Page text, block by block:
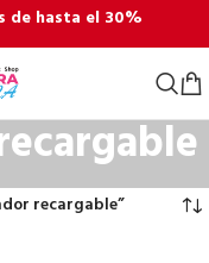
de hasta el 30%
recargable”